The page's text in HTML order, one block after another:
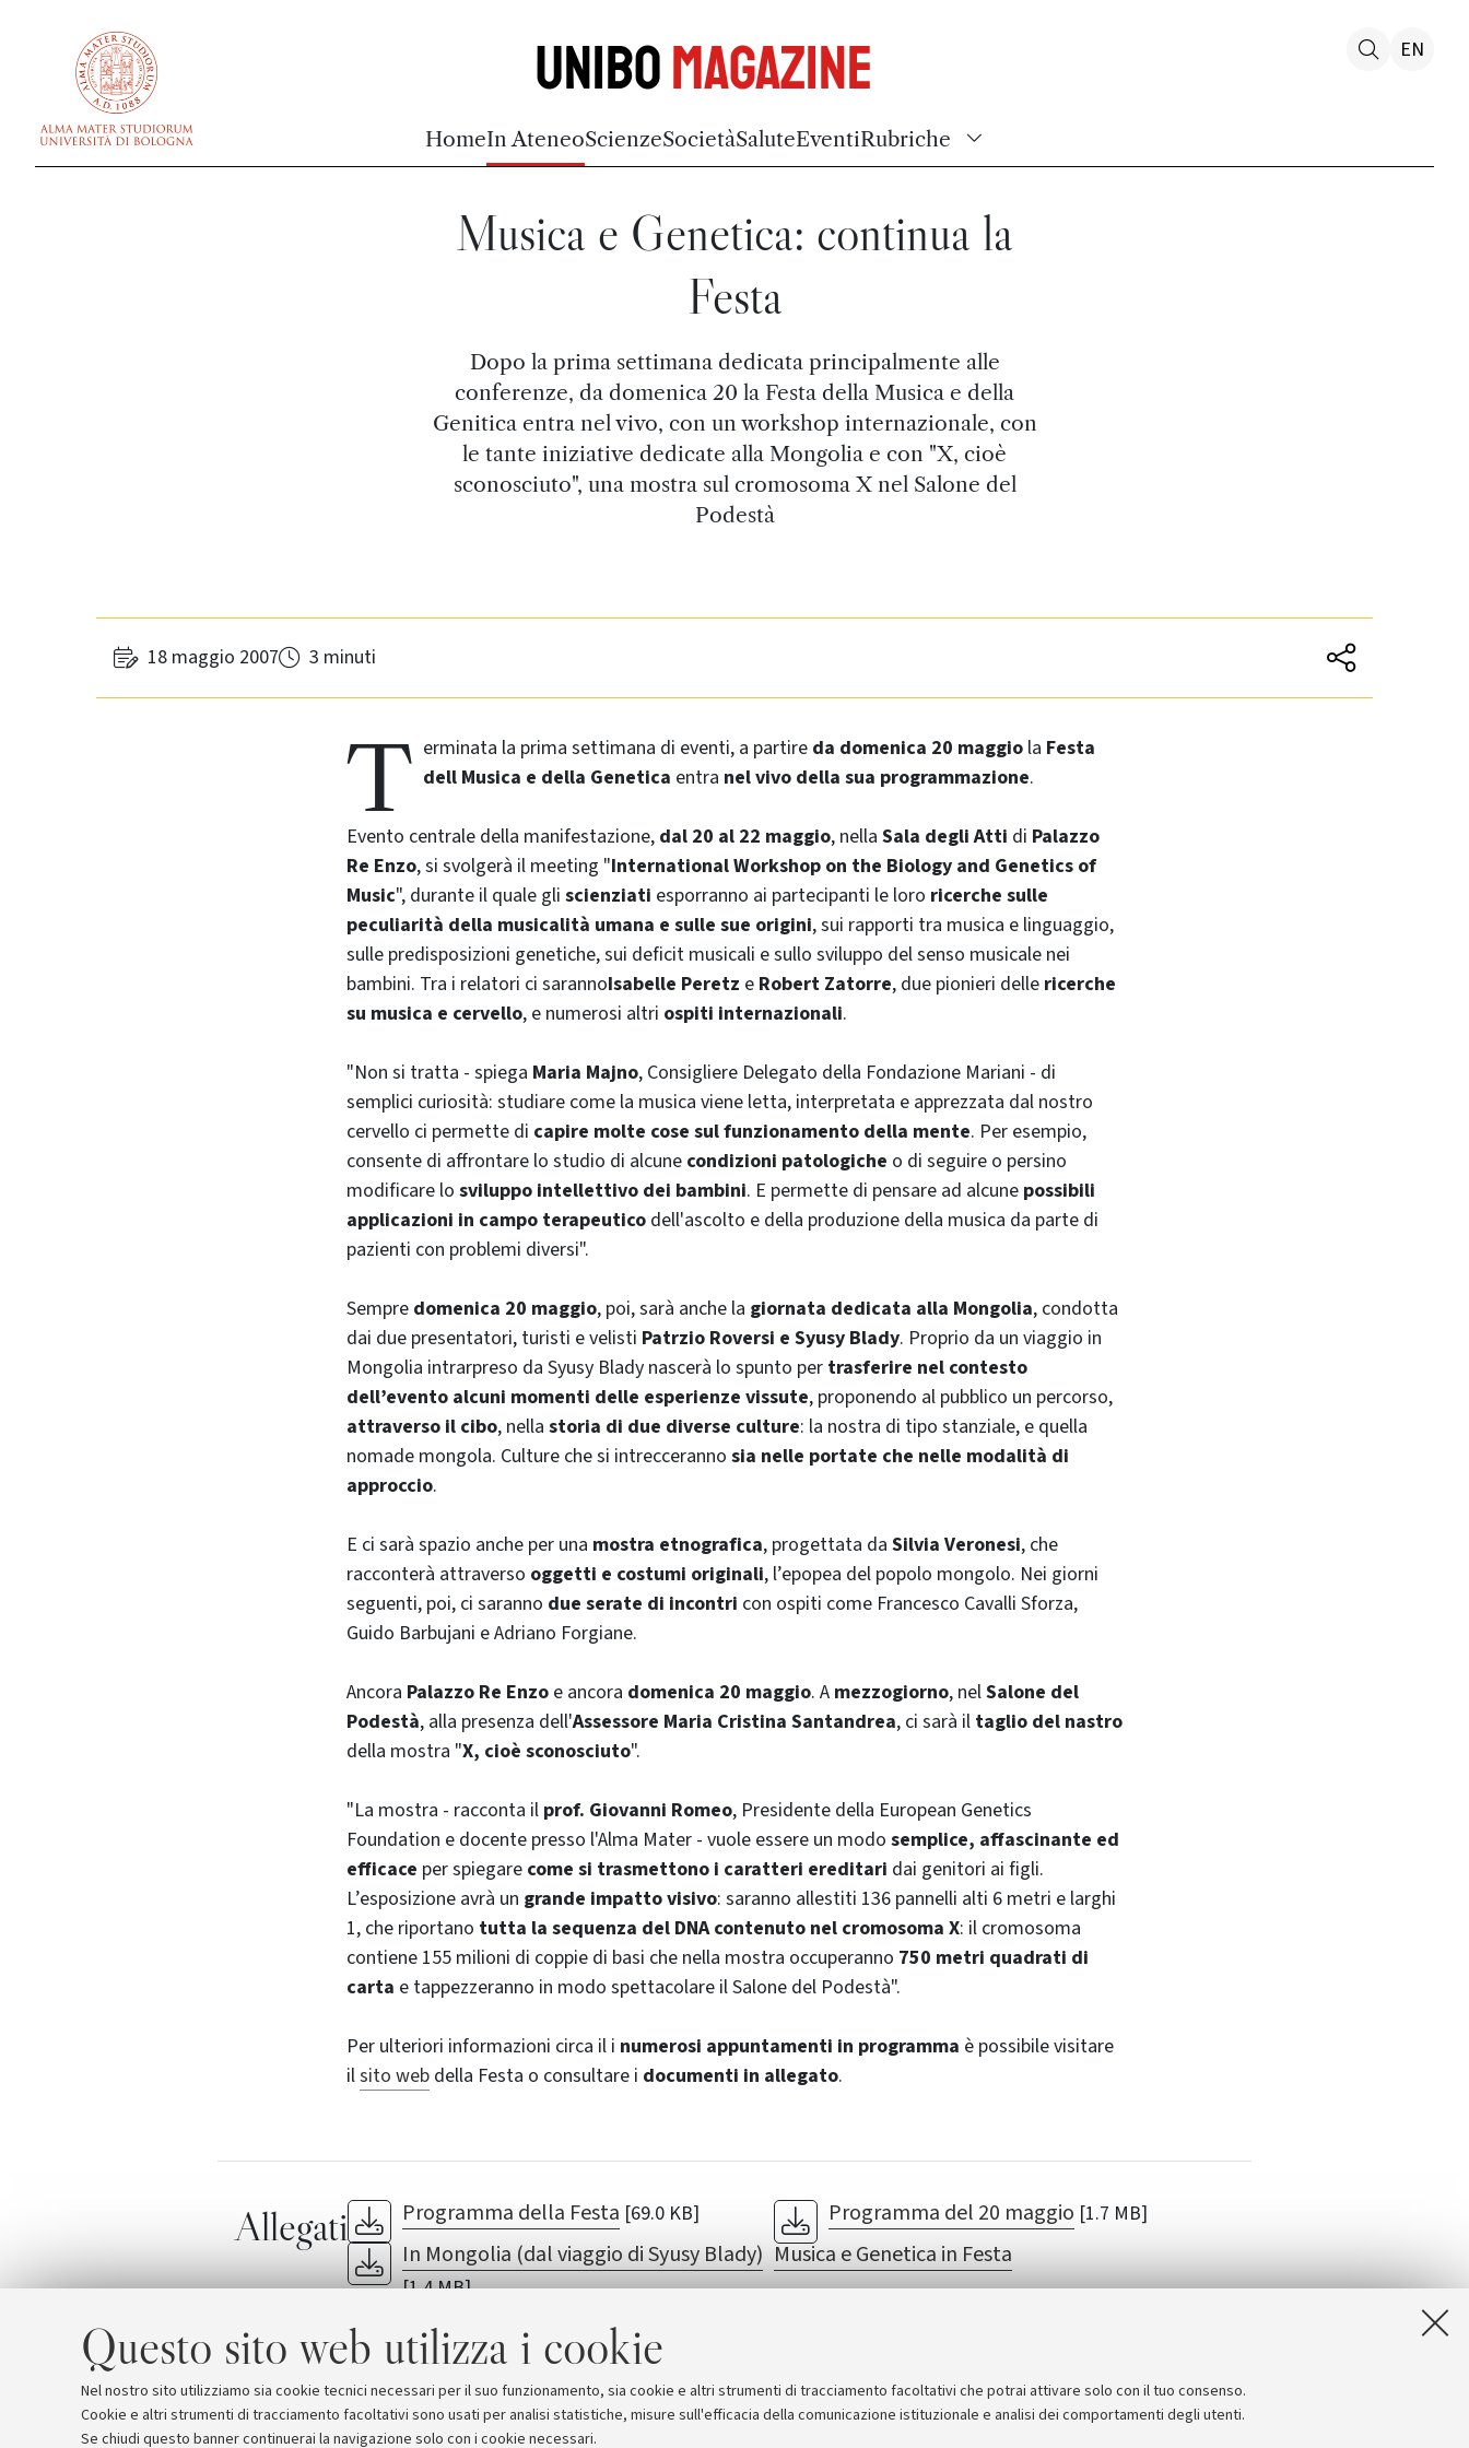
Questo sito web utilizza i cookie
Nel nostro sito utilizziamo sia cookie tecnici necessari per il suo funzionamento, sia cookie e altri strumenti di tracciamento facoltativi che potrai attivare solo con il tuo consenso.
Cookie e altri strumenti di tracciamento facoltativi sono usati per analisi statistiche, misure sull'efficacia della comunicazione istituzionale e analisi dei comportamenti degli utenti.
Se chiudi questo banner continuerai la navigazione solo con i cookie necessari.
UniboMagazine
HomeIn AteneoScienzeSocietàSaluteEventiRubriche
EN
Musica e Genetica: continua la
Festa
Dopo la prima settimana dedicata principalmente alle
conferenze, da domenica 20 la Festa della Musica e della
Genitica entra nel vivo, con un workshop internazionale, con
le tante iniziative dedicate alla Mongolia e con "X, cioè
sconosciuto", una mostra sul cromosoma X nel Salone del
Podestà
18 maggio 2007 3 minuti
T erminata la prima settimana di eventi, a partire da domenica 20 maggio la Festa
dell Musica e della Genetica entra nel vivo della sua programmazione.
Evento centrale della manifestazione, dal 20 al 22 maggio, nella Sala degli Atti di Palazzo
Re Enzo, si svolgerà il meeting "International Workshop on the Biology and Genetics of
Music", durante il quale gli scienziati esporranno ai partecipanti le loro ricerche sulle
peculiarità della musicalità umana e sulle sue origini, sui rapporti tra musica e linguaggio,
sulle predisposizioni genetiche, sui deficit musicali e sullo sviluppo del senso musicale nei
bambini. Tra i relatori ci sarannoIsabelle Peretz e Robert Zatorre, due pionieri delle ricerche
su musica e cervello, e numerosi altri ospiti internazionali.
"Non si tratta - spiega Maria Majno, Consigliere Delegato della Fondazione Mariani - di
semplici curiosità: studiare come la musica viene letta, interpretata e apprezzata dal nostro
cervello ci permette di capire molte cose sul funzionamento della mente. Per esempio,
consente di affrontare lo studio di alcune condizioni patologiche o di seguire o persino
modificare lo sviluppo intellettivo dei bambini. E permette di pensare ad alcune possibili
applicazioni in campo terapeutico dell'ascolto e della produzione della musica da parte di
pazienti con problemi diversi".
Sempre domenica 20 maggio, poi, sarà anche la giornata dedicata alla Mongolia, condotta
dai due presentatori, turisti e velisti Patrzio Roversi e Syusy Blady. Proprio da un viaggio in
Mongolia intrarpreso da Syusy Blady nascerà lo spunto per trasferire nel contesto
dell’evento alcuni momenti delle esperienze vissute, proponendo al pubblico un percorso,
attraverso il cibo, nella storia di due diverse culture: la nostra di tipo stanziale, e quella
nomade mongola. Culture che si intrecceranno sia nelle portate che nelle modalità di
approccio.
E ci sarà spazio anche per una mostra etnografica, progettata da Silvia Veronesi, che
racconterà attraverso oggetti e costumi originali, l’epopea del popolo mongolo. Nei giorni
seguenti, poi, ci saranno due serate di incontri con ospiti come Francesco Cavalli Sforza,
Guido Barbujani e Adriano Forgiane.
Ancora Palazzo Re Enzo e ancora domenica 20 maggio. A mezzogiorno, nelSalone del
Podestà, alla presenza dell'Assessore Maria Cristina Santandrea, ci sarà il taglio del nastro
della mostra "X, cioè sconosciuto".
"La mostra - racconta il prof. Giovanni Romeo, Presidente della European Genetics
Foundation e docente presso l'Alma Mater - vuole essere un modo semplice, affascinante ed
efficace per spiegare come si trasmettono i caratteri ereditari dai genitori ai figli.
L’esposizione avrà un grande impatto visivo: saranno allestiti 136 pannelli alti 6 metri e larghi
1, che riportano tutta la sequenza del DNA contenuto nel cromosoma X: il cromosoma
contiene 155 milioni di coppie di basi che nella mostra occuperanno 750 metri quadrati di
carta e tappezzeranno in modo spettacolare il Salone del Podestà".
Per ulteriori informazioni circa il i numerosi appuntamenti in programma è possibile visitare
ilsito web della Festa o consultare i documenti in allegato.
Allegati Programma della Festa [69.0 KB] Programma del 20 maggio [1.7 MB]
In Mongolia (dal viaggio di Syusy Blady)
[1.4 MB]
Musica e Genetica in Festa
Festa della Musica e della Genetica